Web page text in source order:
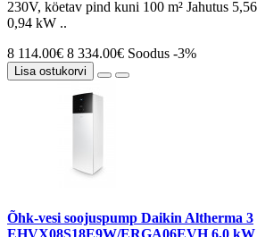
230V, köetav pind kuni 100 m² Jahutus
0,94 kW ..
8 114.00€ 8 334.00€ Soodus -3%
Lisa ostukorvi
Õhk-vesi soojuspump Daikin Altherma 3